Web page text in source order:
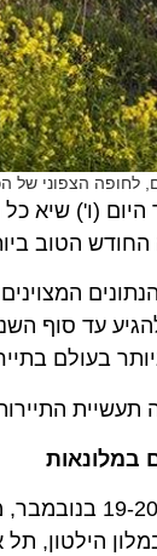
הצפוני של
הטוב ביותר
המצוינים
בעולם בתיירות.
יותר מ-18
הילטון, תל